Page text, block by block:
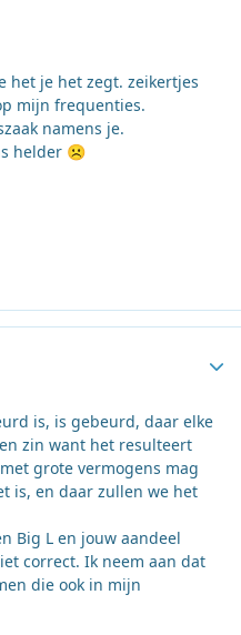
het je het zegt. zeikertjes
mijn frequenties.
namens je.
helder ☹️
is, is gebeurd, daar elke
zin want het resulteert
grote vermogens mag
is, en daar zullen we het
Big L en jouw aandeel
correct. Ik neem aan dat
die ook in mijn